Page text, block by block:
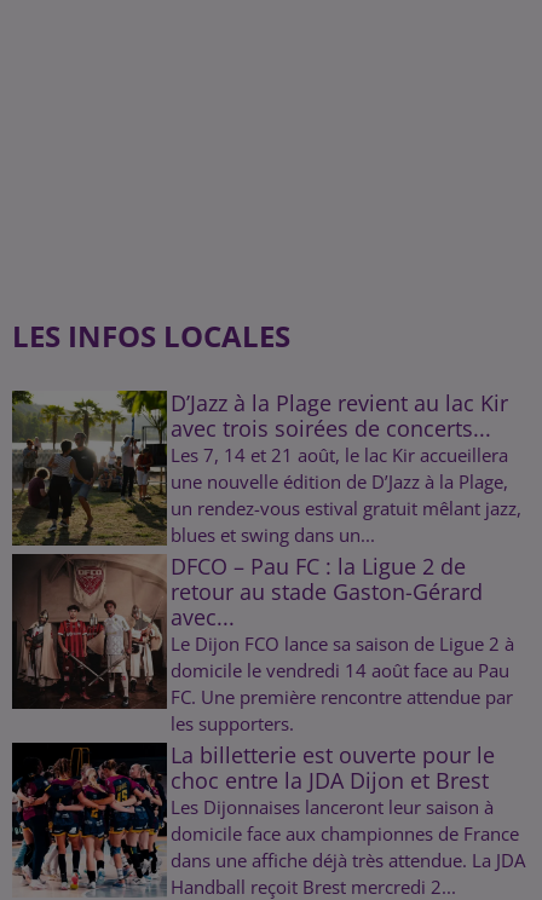
LES INFOS LOCALES
D’Jazz à la Plage revient au lac Kir
avec trois soirées de concerts...
Les 7, 14 et 21 août, le lac Kir accueillera
une nouvelle édition de D’Jazz à la Plage,
un rendez-vous estival gratuit mêlant jazz,
blues et swing dans un...
DFCO – Pau FC : la Ligue 2 de
retour au stade Gaston-Gérard
avec...
Le Dijon FCO lance sa saison de Ligue 2 à
domicile le vendredi 14 août face au Pau
FC. Une première rencontre attendue par
les supporters.
La billetterie est ouverte pour le
choc entre la JDA Dijon et Brest
Les Dijonnaises lanceront leur saison à
domicile face aux championnes de France
dans une affiche déjà très attendue. La JDA
Handball reçoit Brest mercredi 2...